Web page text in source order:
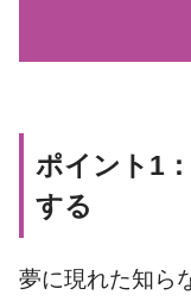
ポイント1
する
夢に現れた知ら